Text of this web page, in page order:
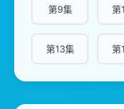
第9集 第
第13集 第